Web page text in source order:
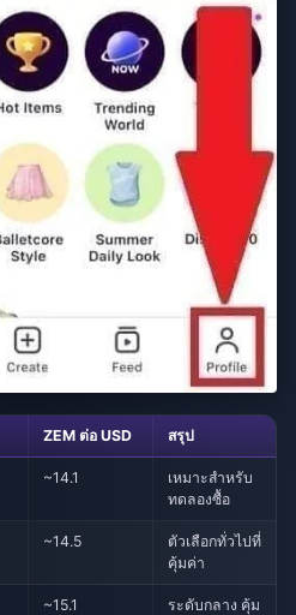
ZEM ต่อ USD สรุป
~14.1
เหมาะสำหรับ
ทดลองซื้อ
~14.5
ตัวเลือกทั่วไปที่
คุ้มค่า
~15.1 ระดับกลาง คุ้ม